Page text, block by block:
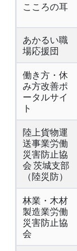
こころの耳
あかるい職
場応援団
働き方・休
み方改善ポ
ータルサイ
ト
陸上貨物運
送事業労働
災害防止協
会 茨城支部
（陸災防）
林業・木材
製造業労働
災害防止協
会